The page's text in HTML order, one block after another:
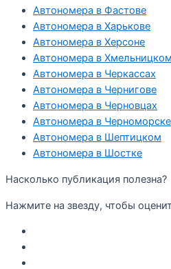
Автономера в Фастове
Автономера в Харькове
Автономера в Херсоне
Автономера в Хмельницком
Автономера в Черкассах
Автономера в Чернигове
Автономера в Черновцах
Автономера в Черноморске
Автономера в Шептицком
Автономера в Шостке
Насколько публикация полезна?
Нажмите на звезду, чтобы